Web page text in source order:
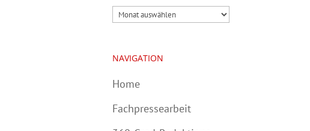
Archiv
NAVIGATION
Home
Fachpressearbeit